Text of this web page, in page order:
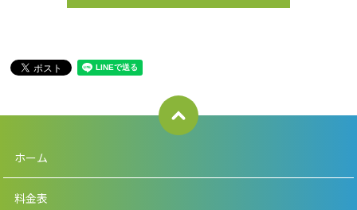
ホーム
料金表